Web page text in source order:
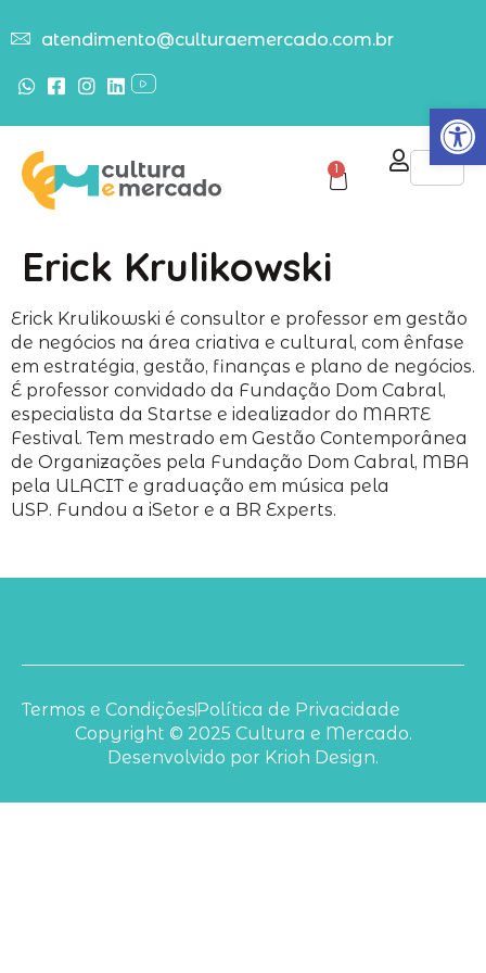
Abrir
atendimento@culturaemercado.com.br
1
Erick Krulikowski
Erick Krulikowski é consultor e professor em gestão
de negócios na área criativa e cultural, com ênfase
em estratégia, gestão, finanças e plano de negócios.
É professor convidado da Fundação Dom Cabral,
especialista da Startse e idealizador do MARTE
Festival. Tem mestrado em Gestão Contemporânea
de Organizações pela Fundação Dom Cabral, MBA
pela ULACIT e graduação em música pela
USP. Fundou a iSetor e a BR Experts.
Copyright © 2025 Cultura e Mercado.
Desenvolvido por Krioh Design.
Termos e CondiçõesPolítica de Privacidade